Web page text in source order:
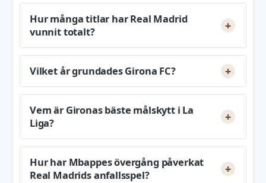
Hur många titlar har Real Madrid
vunnit totalt?
Vilket år grundades Girona FC?
Vem är Gironas bäste målskytt i La
Liga?
Hur har Mbappes övergång påverkat
Real Madrids anfallsspel?